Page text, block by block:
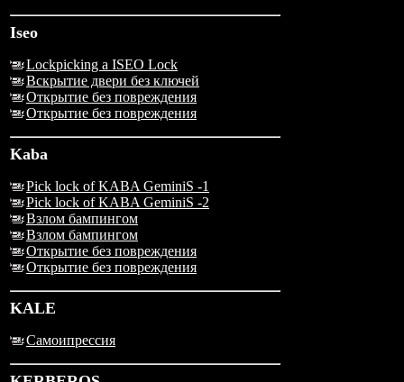
Iseo
Lockpicking a ISEO Lock
Вскрытие двери без ключей
Открытие без повреждения
Открытие без повреждения
Kaba
Pick lock of KABA GeminiS -1
Pick lock of KABA GeminiS -2
Взлом бампингом
Взлом бампингом
Открытие без повреждения
Открытие без повреждения
KALE
Самоипрессия